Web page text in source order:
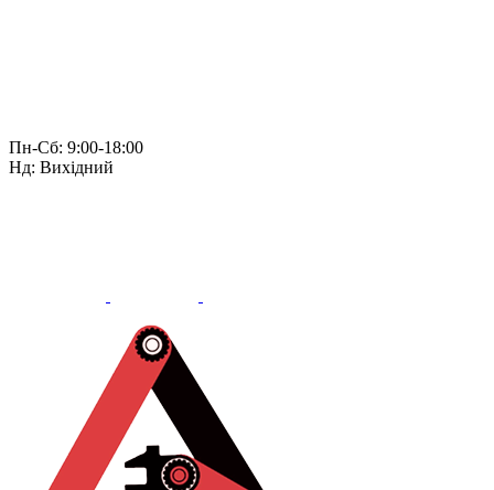
Пн-Сб: 9:00-18:00
Нд: Вихідний